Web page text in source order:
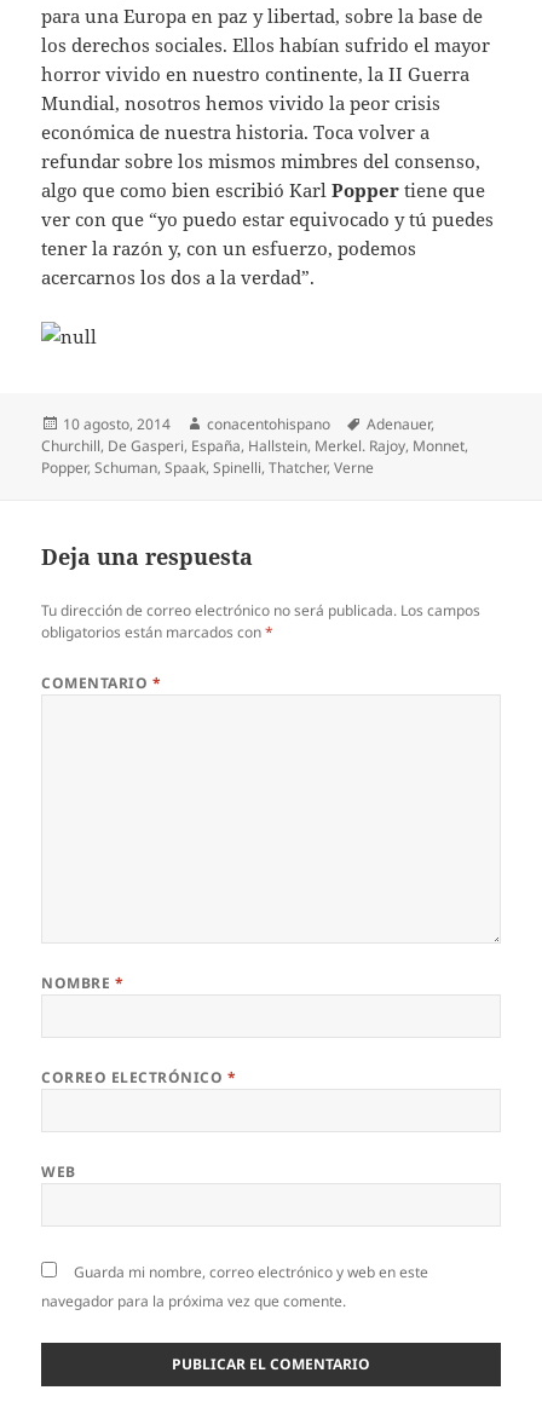
para una Europa en paz y libertad, sobre la base de
los derechos sociales. Ellos habían sufrido el mayor
horror vivido en nuestro continente, la II Guerra
Mundial, nosotros hemos vivido la peor crisis
económica de nuestra historia. Toca volver a
refundar sobre los mismos mimbres del consenso,
algo que como bien escribió KarlPopper tiene que
ver con que “yo puedo estar equivocado y tú puedes
tener la razón y, con un esfuerzo, podemos
acercarnos los dos a la verdad”.
Publicado
el
10 agosto, 2014 Autor
conacentohispano Etiquetas
Adenauer,
Churchill, De Gasperi, España, Hallstein, Merkel. Rajoy, Monnet,
Popper,Schuman,Spaak,Spinelli,Thatcher,Verne
Deja una respuesta
Tu dirección de correo electrónico no será publicada. Los campos
obligatorios están marcados con*
COMENTARIO *
NOMBRE *
CORREO ELECTRÓNICO *
WEB
Guarda mi nombre, correo electrónico y web en este
navegador para la próxima vez que comente.